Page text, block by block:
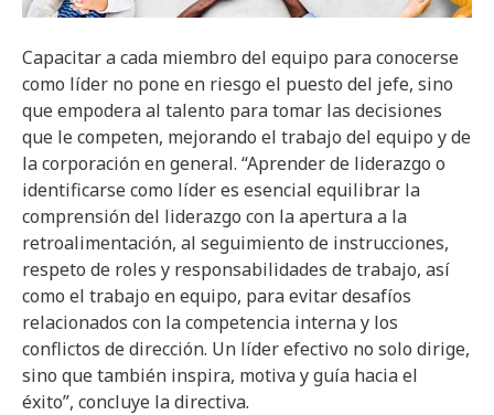
Capacitar a cada miembro del equipo para conocerse
como líder no pone en riesgo el puesto del jefe, sino
que empodera al talento para tomar las decisiones
que le competen, mejorando el trabajo del equipo y de
la corporación en general. “Aprender de liderazgo o
identificarse como líder es esencial equilibrar la
comprensión del liderazgo con la apertura a la
retroalimentación, al seguimiento de instrucciones,
respeto de roles y responsabilidades de trabajo, así
como el trabajo en equipo, para evitar desafíos
relacionados con la competencia interna y los
conflictos de dirección. Un líder efectivo no solo dirige,
sino que también inspira, motiva y guía hacia el
éxito”, concluye la directiva.